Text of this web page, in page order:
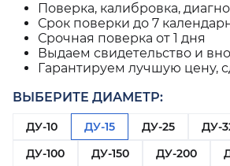
Поверка, калибровка,
Срок поверки до 7
Срочная поверка от 1 дня
Выдаем свидетельство и
Гарантируем лучшую цену,
ВЫБЕРИТЕ ДИАМЕТР:
ДУ-10 ДУ-15 ДУ-25 ДУ-
ДУ-100
ДУ-150 ДУ-200